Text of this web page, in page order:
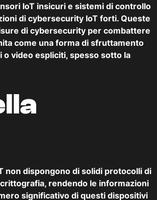
IoT insicuri e sistemi di controllo
di cybersecurity IoT forti. Queste
di cybersecurity per combattere
come una forma di sfruttamento
video espliciti, spesso sotto la
non dispongono di solidi protocolli di
rendendo le informazioni
significativo di questi dispositivi